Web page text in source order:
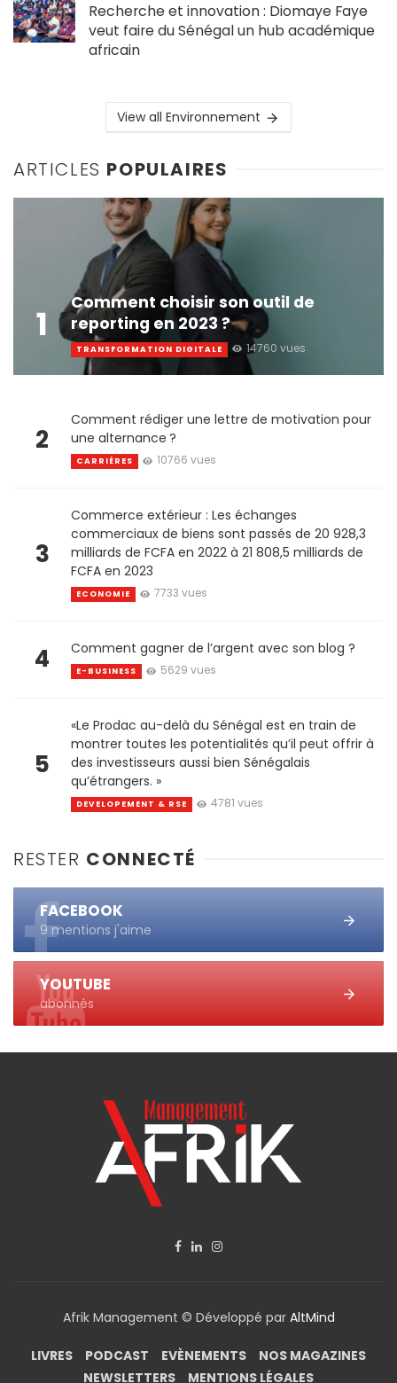
Recherche et innovation : Diomaye Faye
veut faire du Sénégal un hub académique
africain
View all Environnement
ARTICLES POPULAIRES
1
Comment choisir son outil de
reporting en 2023 ?
TRANSFORMATION DIGITALE 14760 vues
2
Comment rédiger une lettre de motivation pour
une alternance ?
CARRIÈRES 10766 vues
3
Commerce extérieur : Les échanges
commerciaux de biens sont passés de 20 928,3
milliards de FCFA en 2022 à 21 808,5 milliards de
FCFA en 2023
ECONOMIE 7733 vues
4 Comment gagner de l’argent avec son blog ?
E-BUSINESS 5629 vues
5
«Le Prodac au-delà du Sénégal est en train de
montrer toutes les potentialités qu’il peut offrir à
des investisseurs aussi bien Sénégalais
qu’étrangers. »
DEVELOPEMENT & RSE 4781 vues
RESTER CONNECTÉ
FACEBOOK
9 mentions j'aime
YOUTUBE
abonnés
Afrik Management © Développé par AltMind
LIVRES PODCAST EVÈNEMENTS
NOS MAGAZINES
NEWSLETTERS
MENTIONS LÉGALES